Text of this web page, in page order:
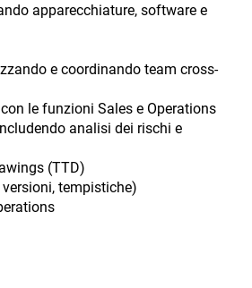
apparecchiature, software e
e coordinando team cross-
le funzioni Sales e Operations
analisi dei rischi e
(TTD)
tempistiche)